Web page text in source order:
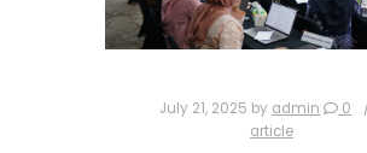
July 21, 2025 by admin
0
article